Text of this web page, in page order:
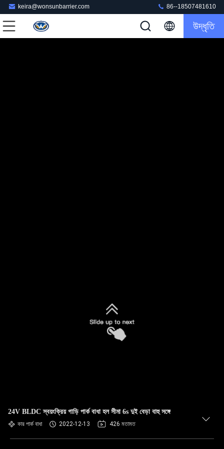
keira@wonsunbarrier.com 86--18507481610
উদ্ধৃতি
24V BLDC স্বয়ংক্রিয় গাড়ি পার্ক বাধা হল সীমা 6s দুই বেড়া বাহু সঙ্গে
কার পার্ক বাধা 2022-12-13 426 মতামত